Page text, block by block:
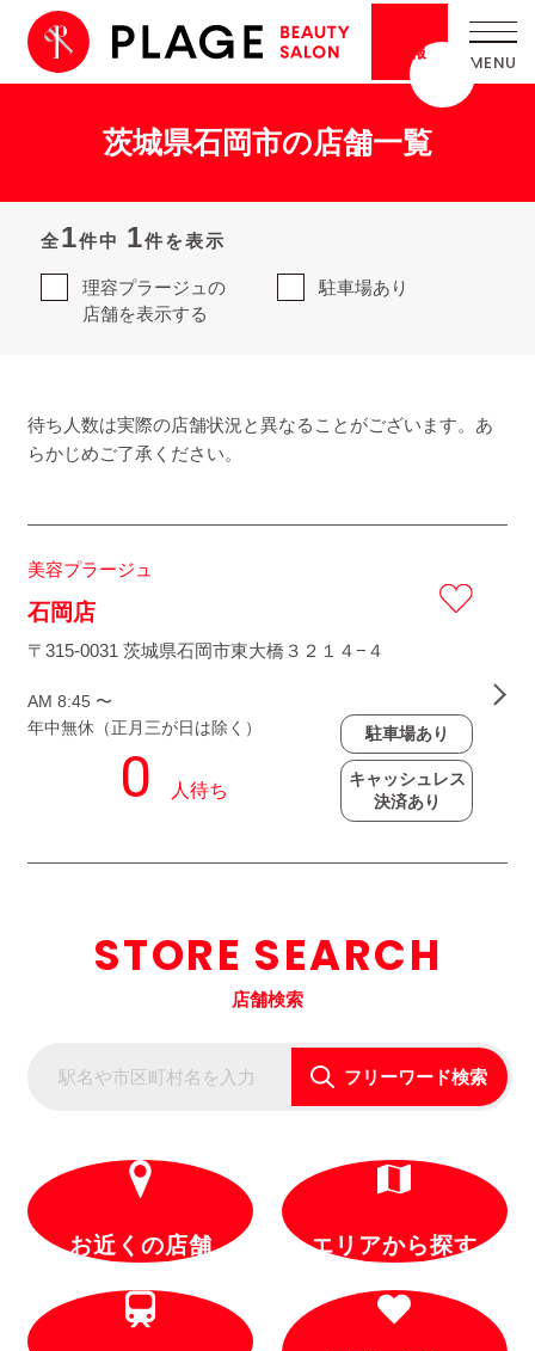
情報
茨城県石岡市の店舗一覧
全1件中 1件を表示
理容プラージュの
店舗を表示する
駐車場あり
待ち人数は実際の店舗状況と異なることがございます。あ
らかじめご了承ください。
美容プラージュ
石岡店
〒315-0031 茨城県石岡市東大橋３２１４−４
AM 8:45 〜
年中無休（正月三が日は除く）
駐車場あり
キャッシュレス
決済あり
STORE SEARCH
店舗検索
フリーワード検索
お近くの店舗 エリアから探す